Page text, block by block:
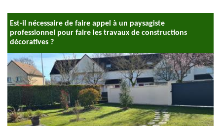
Est-il nécessaire de faire appel à un paysagiste
professionnel pour faire les travaux de constructions
décoratives ?